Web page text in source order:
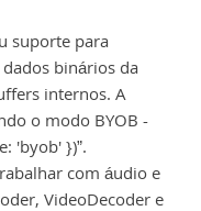
suporte para
binários da
internos. A
o modo BYOB -
'byob' })”.
com áudio e
VideoDecoder e